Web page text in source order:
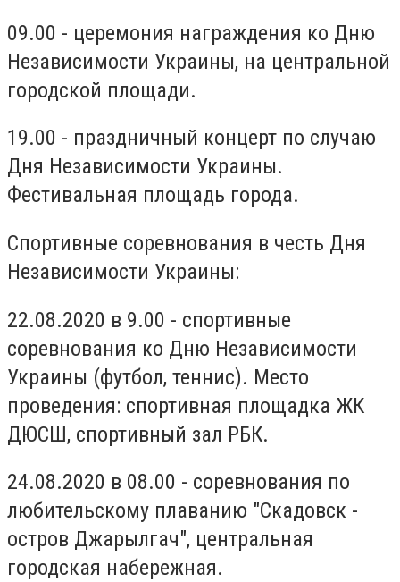
09.00 - церемония награждения ко Дню
Независимости Украины, на центральной
городской площади.
19.00 - праздничный концерт по случаю
Дня Независимости Украины.
Фестивальная площадь города.
Спортивные соревнования в честь Дня
Независимости Украины:
22.08.2020 в 9.00 - спортивные
соревнования ко Дню Независимости
Украины (футбол, теннис). Место
проведения: спортивная площадка ЖК
ДЮСШ, спортивный зал РБК.
24.08.2020 в 08.00 - соревнования по
любительскому плаванию "Скадовск -
остров Джарылгач", центральная
городская набережная.